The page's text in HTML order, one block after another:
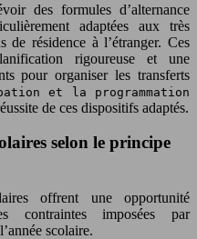
des formules d’alternance
adaptées aux très
de résidence à l’étranger. Ces
rigoureuse et une
pour organiser les transferts
et la programmation
de ces dispositifs adaptés.
selon le principe
offrent une opportunité
contraintes imposées par
scolaire.